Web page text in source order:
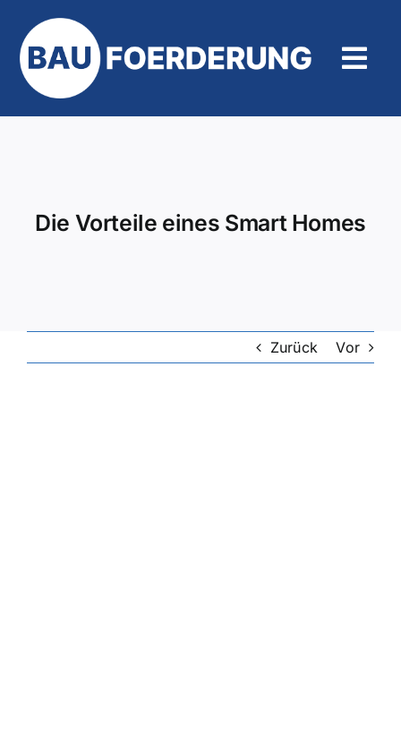
Inhalt
springen
Die Vorteile eines Smart Homes
Zurück Vor